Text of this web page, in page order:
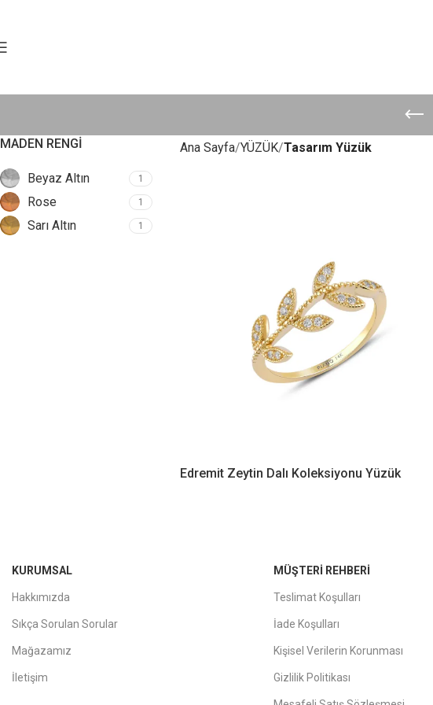
MADEN RENGI
Beyaz Altın 1
Rose 1
Sarı Altın 1
Ana Sayfa YÜZÜK Tasarım Yüzük
Edremit Zeytin Dalı Koleksiyonu Yüzük
KURUMSAL
Hakkımızda
Sıkça Sorulan Sorular
Mağazamız
İletişim
MÜŞTERI REHBERI
Teslimat Koşulları
İade Koşulları
Kişisel Verilerin Korunması
Gizlilik Politikası